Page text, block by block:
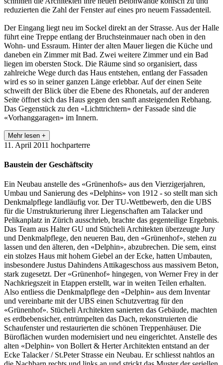
reduzierten die Zahl der Fenster auf eines pro neuem Fassadenteil.
Der Eingang liegt neu im Sockel direkt an der Strasse. Aus der Halle
führt eine Treppe entlang der Bruchsteinmauer nach oben in den
Wohn­- und Essraum. Hinter der alten Mauer liegen die Küche und
daneben ein Zimmer mit Bad. Zwei weitere Zimmer und ein Bad
liegen im obersten Stock. Die Räume sind so organisiert, dass
zahlreiche Wege durch das Haus entstehen, entlang der Fassaden
wird es so in seiner ganzen Länge erlebbar. Auf der einen Seite
schweift der Blick über die Ebene des Rhonetals, auf der ande­ren
Seite öffnet sich das Haus gegen den sanft ansteigenden Rebhang.
Das Gegenstück zu den «Lichttrichtern» der Fassade sind die
«Vorhang­garagen» im Innern.
Mehr lesen +
11. April 2011 hochparterre
Baustein der Geschäftscity
Ein Neubau anstelle des «Grünenhofs» aus den Vierzigerjahren,
Umbau und Sanierung des «Del­phins» von 1912 - so stellt man sich
Denkmal­pflege landläufig vor. Der TU­-Wettbewerb, den die UBS
für die Umstrukturierung ihrer Liegen­schaften am Talacker und
Pelikanplatz in Zürich ausschrieb, brachte das gegenteilige Ergebnis.
Das Team aus Halter GU und Stücheli Architekten überzeugte Jury
und Denkmalpflege, den neue­ren Bau, den «Grünenhof», stehen zu
lassen und den älteren, den «Delphin», abzubrechen. Die­ sem, einst
ein stolzes Haus mit hohem Giebel an der Ecke, hatten Umbauten,
insbesondere Justus Dahindens Attikageschoss aus massivem Beton,
stark zugesetzt. Der «Grünenhof» hingegen, von Werner Frey in der
Nachkriegszeit in Etappen er­stellt, war in weiten Teilen erhalten.
Also entliess die Denkmalpflege den «Delphin» aus dem Inventar
und vereinbarte mit der UBS einen Schutzvertrag für den
«Grünenhof». Stücheli Architekten sanierten das Gebäude, mach­ten
es erdbebensicher, entrümpelten das Dach, rekonstruierten die
Schaufenster und restaurier­ten die schönen Treppenhäuser. Die
Büroflächen wurden modernisiert und neu eingerichtet. Anstelle des
alten «Delphin» von Bollert & Her­ter Architekten entstand an der
Ecke Talacker / St.­Peter­ Strasse ein Neubau. Er schliesst naht­los an